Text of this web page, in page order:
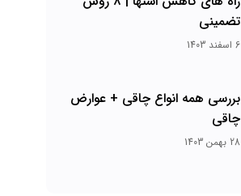
تضمینی
6 اسفند 1403
بررسی همه انواع چاقی + عوارض
چاقی
28 بهمن 1403